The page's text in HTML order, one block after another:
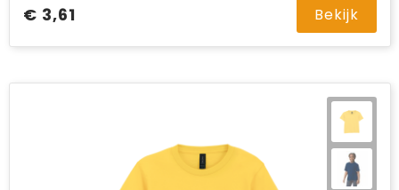
€ 3,61 Bekijk